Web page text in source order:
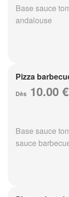
Base sauce
andalouse
Pizza
Dès 10.00 €
Base sauce
sauce